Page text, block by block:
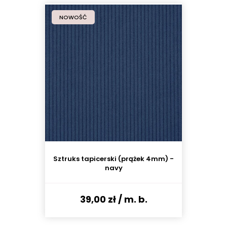
Sztruks tapicerski (prążek 4mm) -
navy
39,00 zł/ m. b.
NOWOŚĆ